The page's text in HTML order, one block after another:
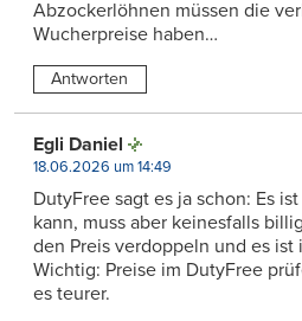
Abzockerlöhnen müssen die
Wucherpreise haben…
Antworten
Egli Daniel
18.06.2026 um 14:49
DutyFree sagt es ja schon: Es
kann, muss aber keinesfalls
den Preis verdoppeln und es
Wichtig: Preise im DutyFree
es teurer.